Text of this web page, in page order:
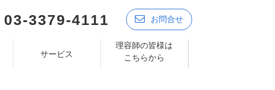
03-3379-4111 お問合せ
サービス
理容師の皆様は
こちらから